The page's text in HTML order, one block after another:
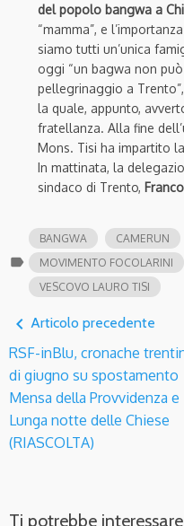
del popolo bangwa a
“mamma”, e
siamo tutti un’unica
oggi “un bagwa non
pellegrinaggio a
la quale, appunto,
fratellanza. Alla fine
Mons. Tisi ha impartito
In mattinata, la
sindaco di Trento,
label
BANGWA CAMERUN
MOVIMENTO FOCOLARINI
VESCOVO LAURO TISI
navigate_before Articolo precedente
RSF-inBlu, cronache
di giugno su spostamento
Mensa della Provvidenza e
Lunga notte delle Chiese
(RIASCOLTA)
Ti potrebbe interessare